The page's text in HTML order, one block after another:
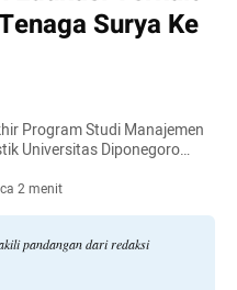
Surya Ke
Program Studi Manajemen
Universitas Diponegoro
2 menit
pandangan dari redaksi